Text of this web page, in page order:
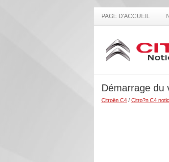
PAGE D'ACCUEIL
Démarrage du
Citroën C4 / Citro?n C4